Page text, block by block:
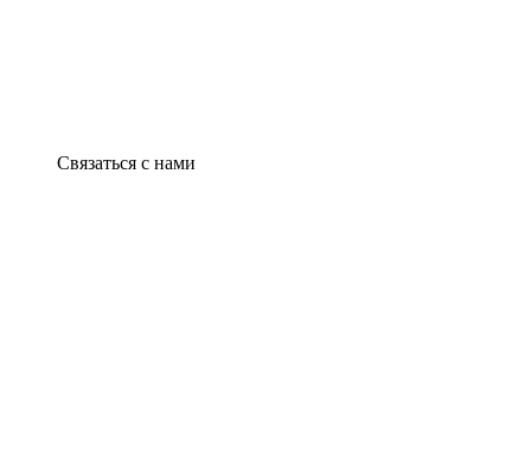
Связаться с нами